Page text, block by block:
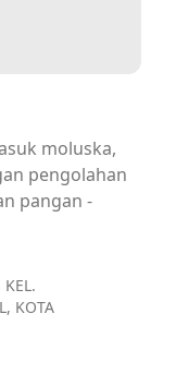
moluska,
pengolahan
pangan -
KOTA